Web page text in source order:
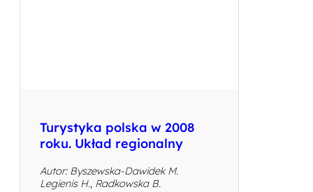
Turystyka polska w 2008
roku. Układ regionalny
Autor: Byszewska-Dawidek M.
Legienis H., Radkowska B.